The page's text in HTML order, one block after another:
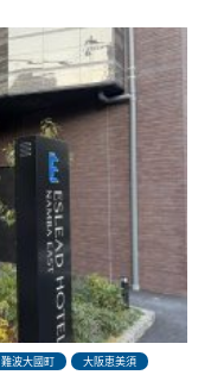
難波大國町 大阪恵美須